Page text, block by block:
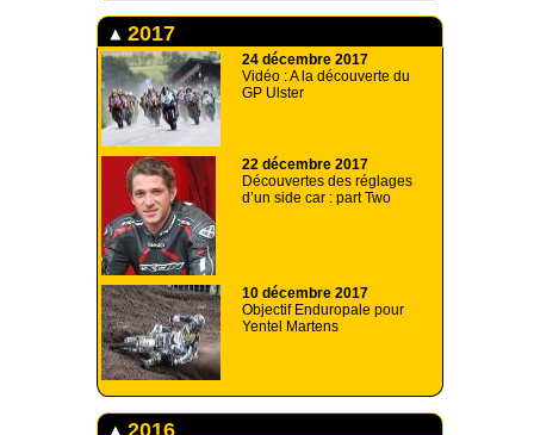
2017
24 décembre 2017
Vidéo : A la découverte du
GP Ulster
22 décembre 2017
Découvertes des réglages
d’un side car : part Two
10 décembre 2017
Objectif Enduropale pour
Yentel Martens
2016